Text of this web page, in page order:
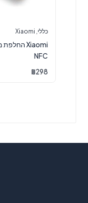
כללי,
Xiaomi
NFC
₪298